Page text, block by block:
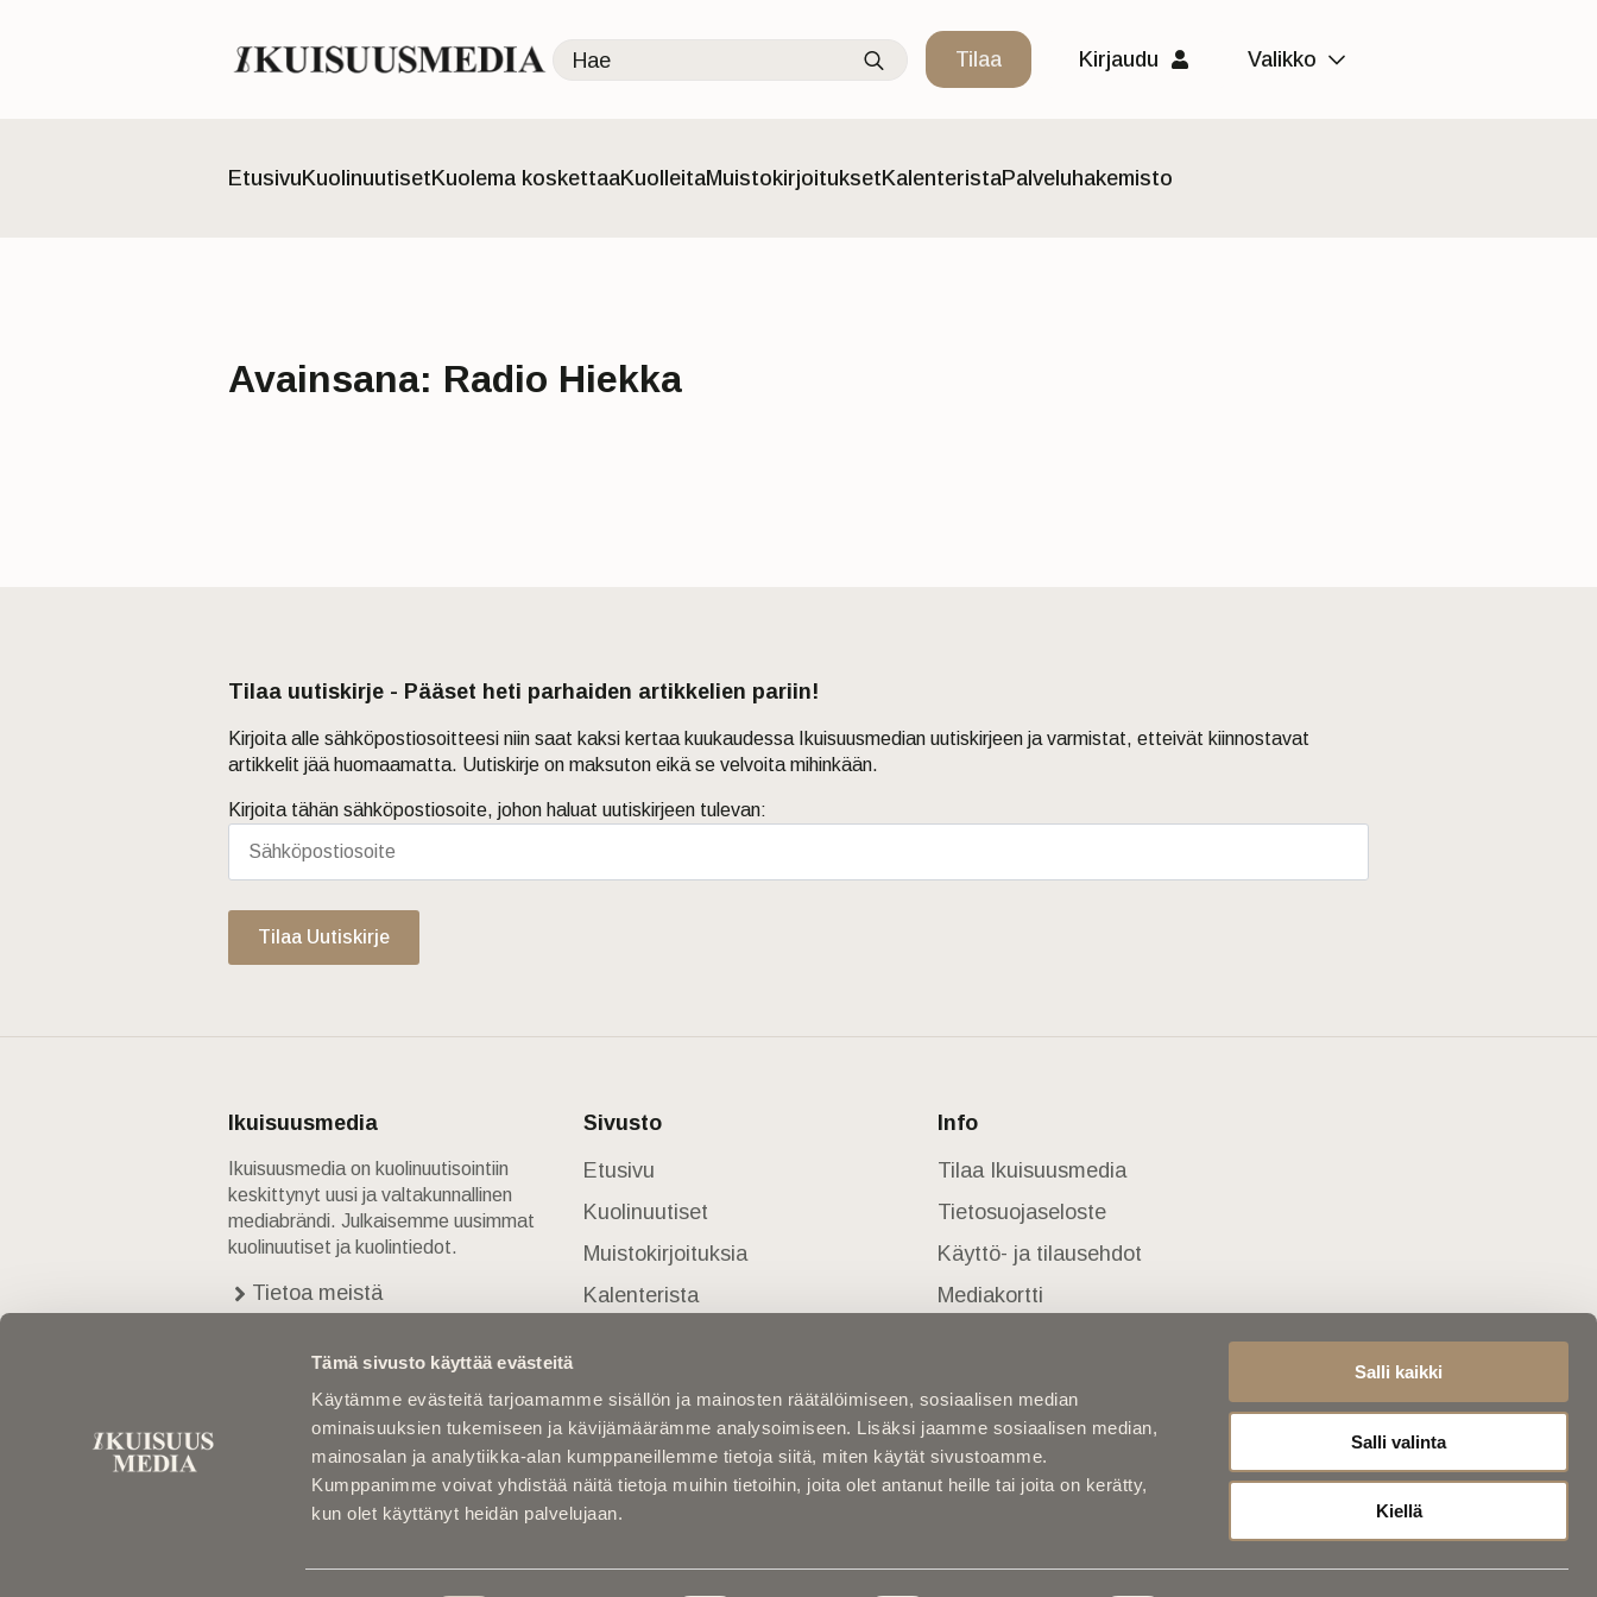
Tämä sivusto käyttää evästeitä
Käytämme evästeitä tarjoamamme sisällön ja mainosten räätälöimiseen, sosiaalisen median
ominaisuuksien tukemiseen ja kävijämäärämme analysoimiseen. Lisäksi jaamme sosiaalisen median,
mainosalan ja analytiikka-alan kumppaneillemme tietoja siitä, miten käytät sivustoamme.
Kumppanimme voivat yhdistää näitä tietoja muihin tietoihin, joita olet antanut heille tai joita on kerätty,
kun olet käyttänyt heidän palvelujaan.
Salli kaikki
Salli valinta
Kiellä
Search
for:
Tilaa Kirjaudu Valikko
Etusivu KuolinuutisetKuolema koskettaaKuolleitaMuistokirjoituksetKalenteristaPalveluhakemisto
Avainsana: Radio Hiekka
Tilaa uutiskirje - Pääset heti parhaiden artikkelien pariin!
Kirjoita alle sähköpostiosoitteesi niin saat kaksi kertaa kuukaudessa Ikuisuusmedian uutiskirjeen ja varmistat, etteivät kiinnostavat
artikkelit jää huomaamatta. Uutiskirje on maksuton eikä se velvoita mihinkään.
Kirjoita tähän sähköpostiosoite, johon haluat uutiskirjeen tulevan:
Tilaa Uutiskirje
Ikuisuusmedia
Ikuisuusmedia on kuolinuutisointiin
keskittynyt uusi ja valtakunnallinen
mediabrändi. Julkaisemme uusimmat
kuolinuutiset ja kuolintiedot.
Tietoa meistä
Yhteystiedot
Sivusto
Etusivu
Kuolinuutiset
Muistokirjoituksia
Kalenterista
Kuolleita
Info
Tilaa Ikuisuusmedia
Tietosuojaseloste
Käyttö- ja tilausehdot
Mediakortti